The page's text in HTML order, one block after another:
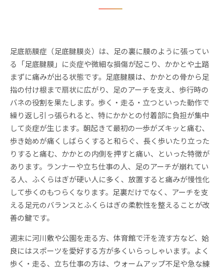
足底筋膜症（足底腱膜炎）は、足の裏に膜のように張ってい
る「足底腱膜」に炎症や微細な損傷が起こり、かかとや土踏
まずに痛みが出る状態です。足底腱膜は、かかとの骨から足
指の付け根まで扇状に広がり、足のアーチを支え、歩行時の
バネの役割を果たします。歩く・走る・立つといった動作で
繰り返し引っ張られると、特にかかとの付着部に負担が集中
して炎症が生じます。朝起きて最初の一歩がズキッと痛む、
歩き始めが痛くしばらくすると和らぐ、長く歩いたり立った
りすると痛む、かかとの内側を押すと痛い、といった特徴が
あります。ランナーや立ち仕事の人、足のアーチが崩れてい
る人、ふくらはぎが硬い人に多く、放置すると痛みが慢性化
して歩くのもつらくなります。足裏だけでなく、アーチを支
える足元のバランスとふくらはぎの柔軟性を整えることが改
善の鍵です。
週末に河川敷や公園を走る方、体育館で汗を流す方など、姶
良にはスポーツを愛好する方が多くいらっしゃいます。よく
歩く・走る、立ち仕事の方は、ウォームアップ不足や急な練